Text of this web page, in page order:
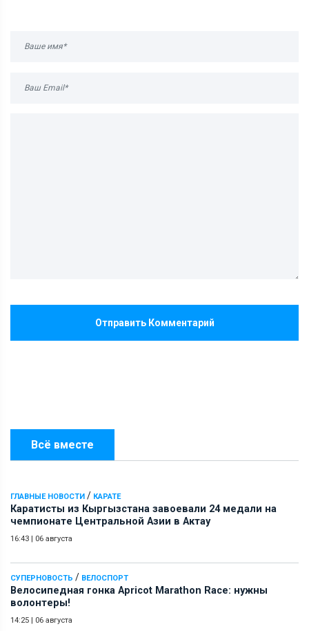
Всё вместе
ГЛАВНЫЕ НОВОСТИ / КАРАТЕ
Каратисты из Кыргызстана завоевали 24 медали на
чемпионате Центральной Азии в Актау
16:43 | 06 августа
СУПЕРНОВОСТЬ / ВЕЛОСПОРТ
Велосипедная гонка Apricot Marathon Race: нужны
волонтеры!
14:25 | 06 августа
Отправить Комментарий